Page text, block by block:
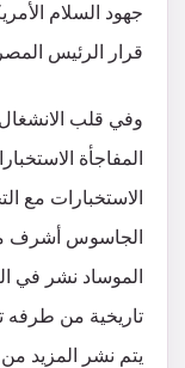
جهود السلام
قرار الرئيس
وفي قلب
المفاجأة
الاستخبارات مع
الجاسوس أشرف
الموساد نشر في
تاريخية من طرفه
يتم نشر المزيد